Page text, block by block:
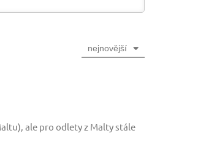
nejnovější
ale pro odlety z Malty stále